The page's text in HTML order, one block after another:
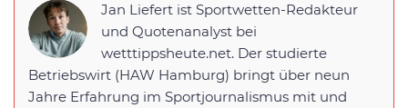
Jan Liefert ist Sportwetten-Redakteur
und Quotenanalyst bei
wetttippsheute.net. Der studierte
Betriebswirt (HAW Hamburg) bringt über neun
Jahre Erfahrung im Sportjournalismus mit und